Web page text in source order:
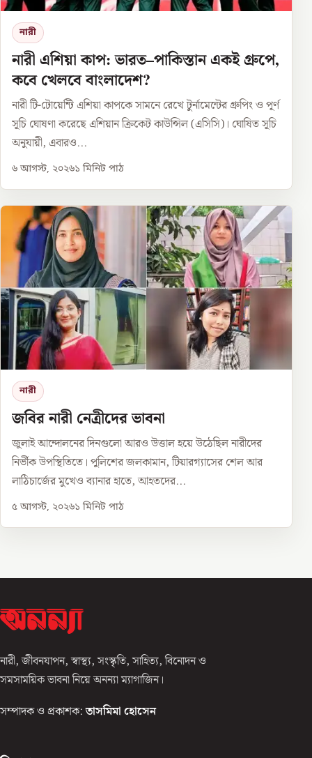
নারী
নারী এশিয়া কাপ: ভারত–পাকিস্তান একই গ্রুপে,
কবে খেলবে বাংলাদেশ?
নারী টি-টোয়েন্টি এশিয়া কাপকে সামনে রেখে টুর্নামেন্টের গ্রুপিং ও পূর্ণ
সূচি ঘোষণা করেছে এশিয়ান ক্রিকেট কাউন্সিল (এসিসি)। ঘোষিত সূচি
অনুযায়ী, এবারও...
৬ আগস্ট, ২০২৬১ মিনিট পাঠ
নারী
জবির নারী নেত্রীদের ভাবনা
জুলাই আন্দোলনের দিনগুলো আরও উত্তাল হয়ে উঠেছিল নারীদের
নির্ভীক উপস্থিতিতে। পুলিশের জলকামান, টিয়ারগ্যাসের শেল আর
লাঠিচার্জের মুখেও ব্যানার হাতে, আহতদের...
৫ আগস্ট, ২০২৬১ মিনিট পাঠ
নারী, জীবনযাপন, স্বাস্থ্য, সংস্কৃতি, সাহিত্য, বিনোদন ও
সমসাময়িক ভাবনা নিয়ে অনন্যা ম্যাগাজিন।
সম্পাদক ও প্রকাশক: তাসমিমা হোসেন